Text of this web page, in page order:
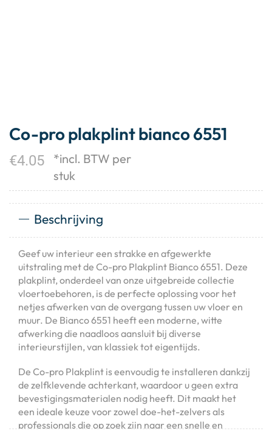
Co-pro plakplint bianco 6551
€4.05
*incl. BTW per
stuk
Beschrijving
Geef uw interieur een strakke en afgewerkte
uitstraling met de Co-pro Plakplint Bianco 6551. Deze
plakplint, onderdeel van onze uitgebreide collectie
vloertoebehoren, is de perfecte oplossing voor het
netjes afwerken van de overgang tussen uw vloer en
muur. De Bianco 6551 heeft een moderne, witte
afwerking die naadloos aansluit bij diverse
interieurstijlen, van klassiek tot eigentijds.
De Co-pro Plakplint is eenvoudig te installeren dankzij
de zelfklevende achterkant, waardoor u geen extra
bevestigingsmaterialen nodig heeft. Dit maakt het
een ideale keuze voor zowel doe-het-zelvers als
professionals die op zoek zijn naar een snelle en